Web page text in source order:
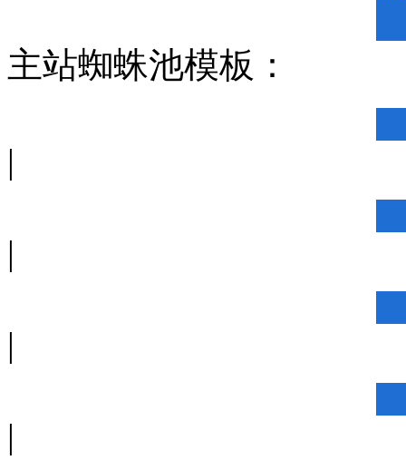
主站蜘蛛池模板：
|
|
|
|